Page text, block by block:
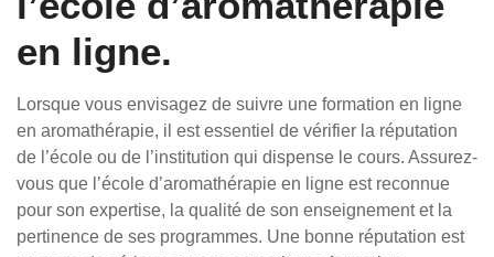
en ligne.
Lorsque vous envisagez de suivre une formation en ligne
en aromathérapie, il est essentiel de vérifier la réputation
de l’école ou de l’institution qui dispense le cours. Assurez-
vous que l’école d’aromathérapie en ligne est reconnue
pour son expertise, la qualité de son enseignement et la
pertinence de ses programmes. Une bonne réputation est